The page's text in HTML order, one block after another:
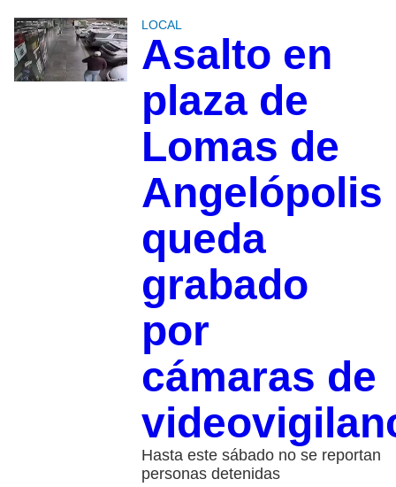
LOCAL
Asalto en
plaza de
Lomas de
Angelópolis
queda
grabado
por
cámaras de
Hasta este sábado no se reportan
personas detenidas